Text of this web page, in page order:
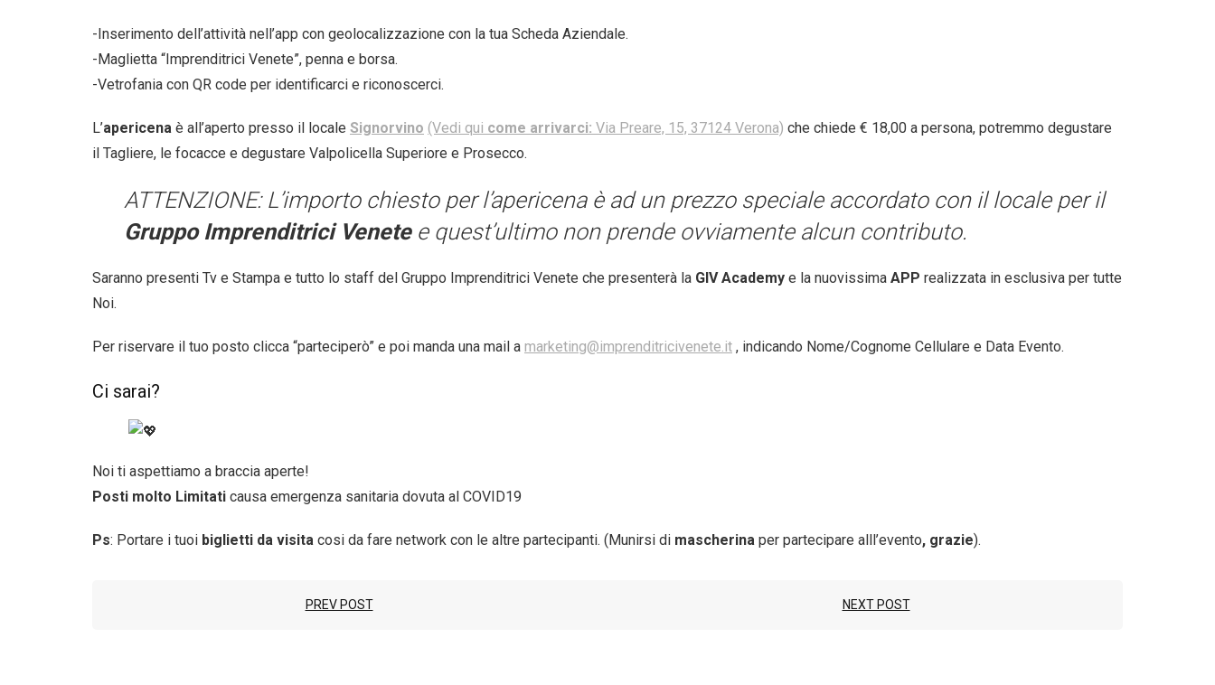
-Inserimento dell’attività nell’app con geolocalizzazione con la tua Scheda Aziendale.
-Maglietta “Imprenditrici Venete”, penna e borsa.
-Vetrofania con QR code per identificarci e riconoscerci.
L’apericena è all’aperto presso il locale Signorvino (Vedi qui come arrivarci: Via Preare, 15, 37124 Verona) che chiede € 18,00 a persona, potremmo degustare
il Tagliere, le focacce e degustare Valpolicella Superiore e Prosecco.
ATTENZIONE: L’importo chiesto per l’apericena è ad un prezzo speciale accordato con il locale per il
Gruppo Imprenditrici Venete e quest’ultimo non prende ovviamente alcun contributo.
Saranno presenti Tv e Stampa e tutto lo staff del Gruppo Imprenditrici Venete che presenterà la GIV Academy e la nuovissima APP realizzata in esclusiva per tutte
Noi.
Per riservare il tuo posto clicca “parteciperò” e poi manda una mail a marketing@imprenditricivenete.it , indicando Nome/Cognome Cellulare e Data Evento.
Ci sarai?
Noi ti aspettiamo a braccia aperte!
Posti molto Limitati causa emergenza sanitaria dovuta al COVID19
Ps: Portare i tuoi biglietti da visita cosi da fare network con le altre partecipanti. (Munirsi di mascherina per partecipare alll’evento, grazie).
PREV POST NEXT POST